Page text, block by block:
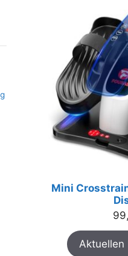
Mini
Aktuellen